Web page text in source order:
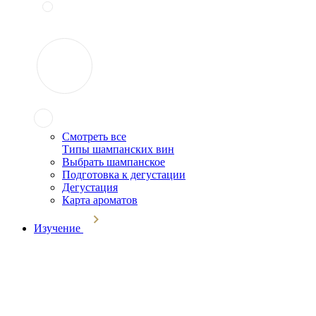
Смотреть все
Типы шампанских вин
Выбрать шампанское
Подготовка к дегустации
Дегустация
Карта ароматов
Изучение